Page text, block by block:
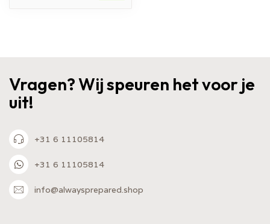
Vragen? Wij speuren het voor je
uit!
+31 6 11105814
+31 6 11105814
info@alwaysprepared.shop